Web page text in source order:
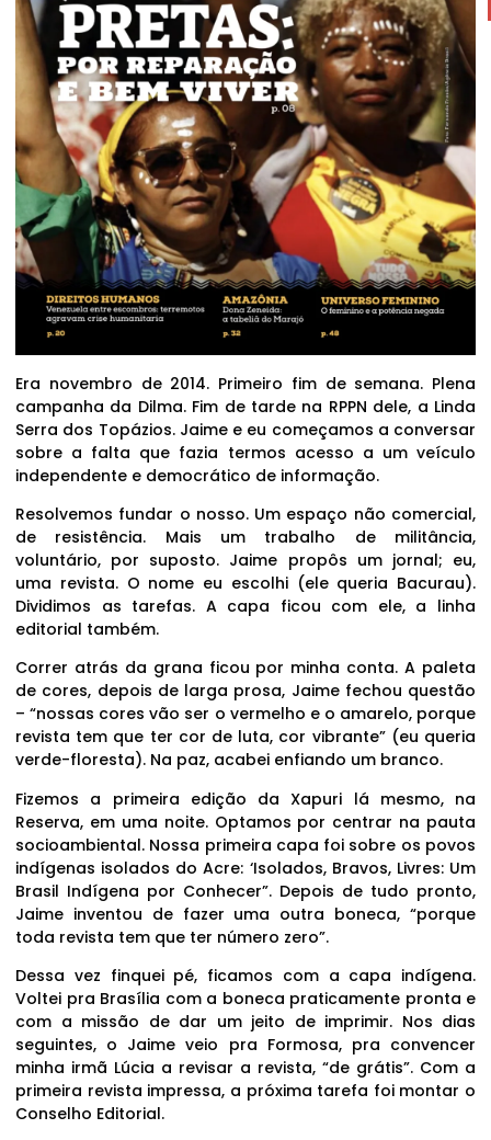
Era novembro de 2014. Primeiro fim de semana. Plena
campanha da Dilma. Fim de tarde na RPPN dele, a Linda
Serra dos Topázios. Jaime e eu começamos a conversar
sobre a falta que fazia termos acesso a um veículo
independente e democrático de informação.
Resolvemos fundar o nosso. Um espaço não comercial,
de resistência. Mais um trabalho de militância,
voluntário, por suposto. Jaime propôs um jornal; eu,
uma revista. O nome eu escolhi (ele queria Bacurau).
Dividimos as tarefas. A capa ficou com ele, a linha
editorial também.
Correr atrás da grana ficou por minha conta. A paleta
de cores, depois de larga prosa, Jaime fechou questão
– “nossas cores vão ser o vermelho e o amarelo, porque
revista tem que ter cor de luta, cor vibrante” (eu queria
verde-floresta). Na paz, acabei enfiando um branco.
Fizemos a primeira edição da Xapuri lá mesmo, na
Reserva, em uma noite. Optamos por centrar na pauta
socioambiental. Nossa primeira capa foi sobre os povos
indígenas isolados do Acre: ‘Isolados, Bravos, Livres: Um
Brasil Indígena por Conhecer”. Depois de tudo pronto,
Jaime inventou de fazer uma outra boneca, “porque
toda revista tem que ter número zero”.
Dessa vez finquei pé, ficamos com a capa indígena.
Voltei pra Brasília com a boneca praticamente pronta e
com a missão de dar um jeito de imprimir. Nos dias
seguintes, o Jaime veio pra Formosa, pra convencer
minha irmã Lúcia a revisar a revista, “de grátis”. Com a
primeira revista impressa, a próxima tarefa foi montar o
Conselho Editorial.